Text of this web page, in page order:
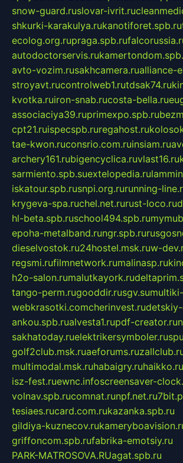
snow-guard.ruslovar-ivrit.ru
shkurki-karakulya.rukanotiforet.spb.ru
ecolog.org.rupraga.spb.ru
autodoctorservis.ru
avto-vozim.rusakhcamera.rualliance-
stroyavt.rucontrolweb1.rutdsak74.ru
kvotka.ruiron-snab.rucosta-bella.ru
associaciya39.ruprimexpo.spb.ru
cpt21.ruispecspb.ruregahost.ru
tae-kwon.ruconsrio.com.ruinsiam.ru
archery161.rubigencyclica.ruvlast16.ru
sarmiento.spb.suextelopedia.ru
iskatour.spb.rusnpi.org.rurunning-
krygeva-spa.ruchel.net.rurust-loco.ru
hl-beta.spb.ruschool494.spb.ru
epoha-metalband.rungr.spb.ru
dieselvostok.ru24hostel.msk.ruw-
regsmi.rufilmnetwork.rumalinasp.ru
h2o-salon.rumalutkayork.ru
tango-perm.rugooddir.rusgv.su
webkrasotki.comcherinvest.ru
ankou.spb.rualvesta1.rupdf-creator.ru
sakhatoday.ruelektrikersymboler.ru
golf2club.msk.ruaeforums.ru
multimodal.msk.ruhabaigry.ruhaikko.ru
isz-fest.ruewnc.infoscreensaver-
volnav.spb.rucomnat.runpf.net.ru
tesiaes.rucard.com.rukazanka.spb.ru
gildiya-kuznecov.ru
griffoncom.spb.rufabrika-emotsiy.ru
PARK-MATROSOVA.RUagat.spb.ru